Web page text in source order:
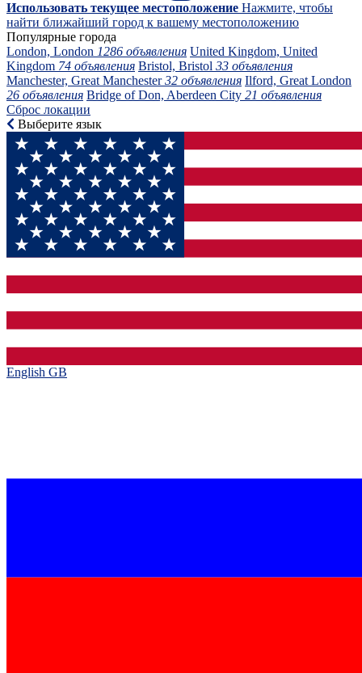
Использовать текущее местоположение Нажмите, чтобы
найти ближайший город к вашему местоположению
Популярные города
London, London 1286 объявления United Kingdom, United
Kingdom 74 объявления Bristol, Bristol 33 объявления
Manchester, Great Manchester32 объявления Ilford, Great London
26 объявления Bridge of Don, Aberdeen City 21 объявления
Сброс локации
Выберите язык
English GB‎